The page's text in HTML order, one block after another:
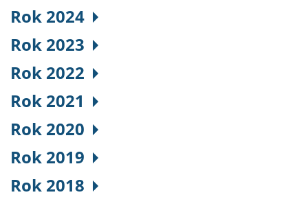
Rok 2024
Rok 2023
Rok 2022
Rok 2021
Rok 2020
Rok 2019
Rok 2018